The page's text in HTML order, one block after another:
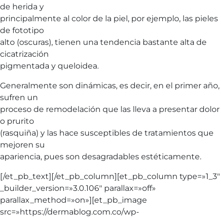
de herida y
principalmente al color de la piel, por ejemplo, las pieles
de fototipo
alto (oscuras), tienen una tendencia bastante alta de
cicatrización
pigmentada y queloidea.
Generalmente son dinámicas, es decir, en el primer año,
sufren un
proceso de remodelación que las lleva a presentar dolor
o prurito
(rasquiña) y las hace susceptibles de tratamientos que
mejoren su
apariencia, pues son desagradables estéticamente.
[/et_pb_text][/et_pb_column][et_pb_column type=»1_3″
_builder_version=»3.0.106″ parallax=»off»
parallax_method=»on»][et_pb_image
src=»https://dermablog.com.co/wp-